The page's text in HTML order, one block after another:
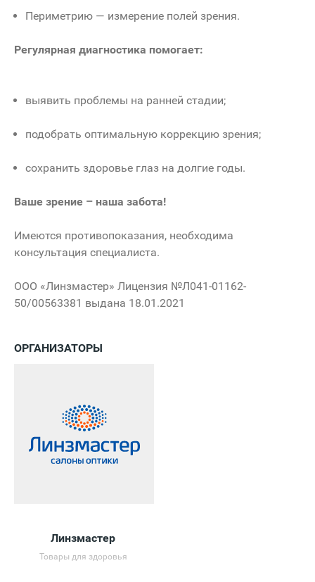
Периметрию — измерение полей зрения.
Регулярная диагностика помогает:
выявить проблемы на ранней стадии;
подобрать оптимальную коррекцию зрения;
сохранить здоровье глаз на долгие годы.
Ваше зрение – наша забота!
Имеются противопоказания, необходима
консультация специалиста.
ООО «Линзмастер» Лицензия №Л041-01162-
50/00563381 выдана 18.01.2021
ОРГАНИЗАТОРЫ
Линзмастер
Товары для здоровья